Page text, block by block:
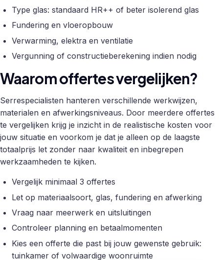
Type glas: standaard HR++ of beter isolerend glas
Fundering en vloeropbouw
Verwarming, elektra en ventilatie
Vergunning of constructieberekening indien nodig
Waarom offertes vergelijken?
Serrespecialisten hanteren verschillende werkwijzen,
materialen en afwerkingsniveaus. Door meerdere offertes
te vergelijken krijg je inzicht in de realistische kosten voor
jouw situatie en voorkom je dat je alleen op de laagste
totaalprijs let zonder naar kwaliteit en inbegrepen
werkzaamheden te kijken.
Vergelijk minimaal 3 offertes
Let op materiaalsoort, glas, fundering en afwerking
Vraag naar meerwerk en uitsluitingen
Controleer planning en betaalmomenten
Kies een offerte die past bij jouw gewenste gebruik:
tuinkamer of volwaardige woonruimte